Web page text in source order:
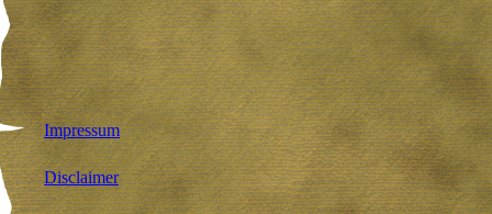
Impressum
Disclaimer